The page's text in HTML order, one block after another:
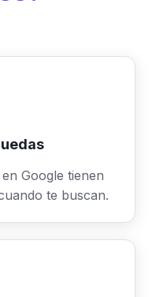
Google tienen
te buscan.